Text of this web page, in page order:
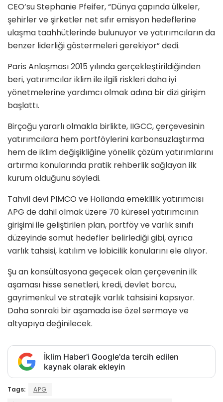
CEO’su Stephanie Pfeifer, “Dünya çapında ülkeler,
şehirler ve şirketler net sıfır emisyon hedeflerine
ulaşma taahhütlerinde bulunuyor ve yatırımcıların da
benzer liderliği göstermeleri gerekiyor” dedi.
Paris Anlaşması 2015 yılında gerçekleştirildiğinden
beri, yatırımcılar iklim ile ilgili riskleri daha iyi
yönetmelerine yardımcı olmak adına bir dizi girişim
başlattı.
Birçoğu yararlı olmakla birlikte, IIGCC, çerçevesinin
yatırımcılara hem portföylerini karbonsuzlaştırma
hem de iklim değişikliğine yönelik çözüm yatırımlarını
artırma konularında pratik rehberlik sağlayan ilk
kurum olduğunu söyledi.
Tahvil devi PIMCO ve Hollanda emeklilik yatırımcısı
APG de dahil olmak üzere 70 küresel yatırımcının
girişimi ile geliştirilen plan, portföy ve varlık sınıfı
düzeyinde somut hedefler belirlediği gibi, ayrıca
varlık tahsisi, katılım ve lobicilik konularını ele alıyor.
Şu an konsültasyona geçecek olan çerçevenin ilk
aşaması hisse senetleri, kredi, devlet borcu,
gayrimenkul ve stratejik varlık tahsisini kapsıyor.
Daha sonraki bir aşamada ise özel sermaye ve
altyapıya değinilecek.
İklim Haber'i Google'da tercih edilen
kaynak olarak ekleyin
Tags:
APG